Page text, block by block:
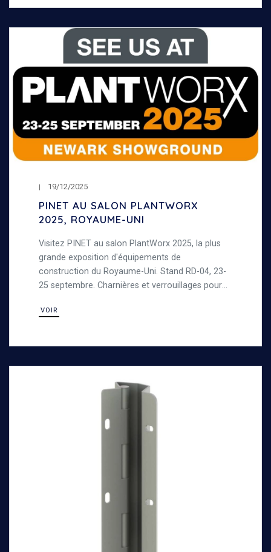
19/12/2025
PINET AU SALON PLANTWORX
2025, ROYAUME-UNI
Visitez PINET au salon PlantWorx 2025, la plus
grande exposition d'équipements de
construction du Royaume-Uni. Stand RD-04, 23-
25 septembre. Charnières et verrouillages pour
VOIR